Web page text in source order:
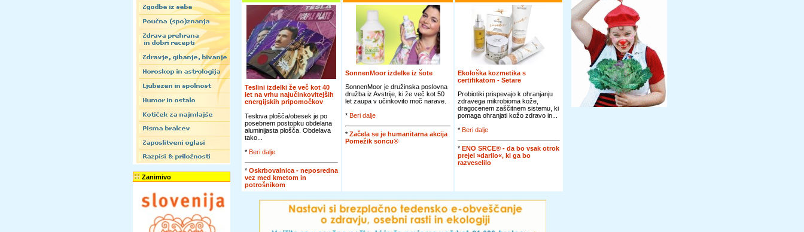
Zanimivo
Teslini izdelki že več kot 40
let na vrhu najučinkovitejših
energijskih pripomočkov
Teslova plošča/obesek je po
posebnem postopku obdelana
aluminijasta plošča. Obdelava
tako...
* Beri dalje
* Oskrbovalnica - neposredna
vez med kmetom in
potrošnikom
SonnenMoor izdelke iz šote
SonnenMoor je družinska poslovna
družba iz Avstrije, ki že več kot 50
let zaupa v učinkovito moč narave.
* Beri dalje
* Začela se je humanitarna akcija
Pomežik soncu®
Ekološka kozmetika s
certifikatom - Setare
Probiotiki prispevajo k ohranjanju
zdravega mikrobioma kože,
dragocenem zaščitnem sistemu, ki
pomaga ohranjati kožo zdravo in...
* Beri dalje
* ENO SRCE® - da bo vsak otrok
prejel »darilo«, ki ga bo
razveselilo